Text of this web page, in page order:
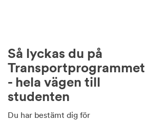
Så lyckas du på
Transportprogrammet
- hela vägen till
studenten
Du har bestämt dig för